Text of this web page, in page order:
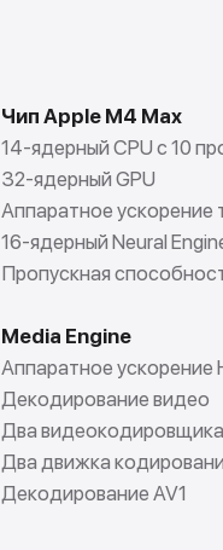
Чип Apple M4 Max
14-ядерный CPU с 10
32-ядерный GPU
Аппаратное ускорение
16-ядерный Neural
Пропускная
Media Engine
Аппаратное ускорение
Декодирование видео
Два видеокодировщика
Два движка
Декодирование AV1